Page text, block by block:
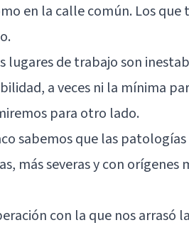
en la calle común. Los que
lugares de trabajo son
a veces ni la mínima
para otro lado.
sabemos que las patologías
más severas y con orígenes
con la que nos arrasó